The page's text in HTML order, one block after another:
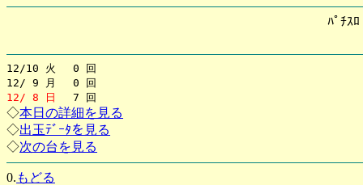
ﾊﾟﾁｽ
12/10 火 0 回
12/ 9 月 0 回
12/ 8 日
7 回
◇本日の詳細を見る
◇出玉ﾃﾞｰﾀを見る
◇次の台を見る
0. もどる